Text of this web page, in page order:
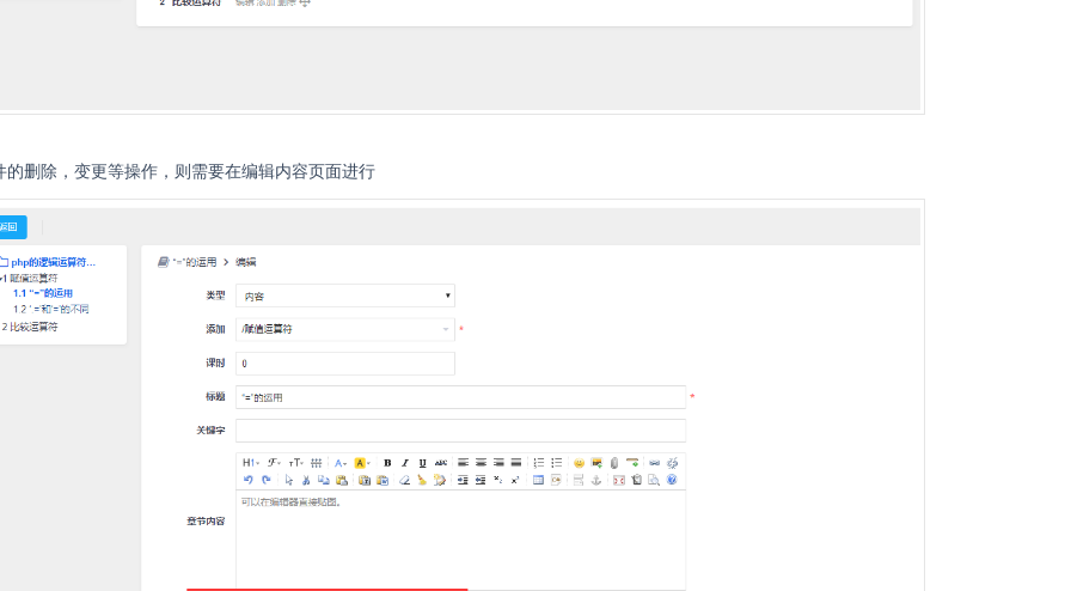
的删除，变更等操作，则需要在编辑内容页面进行